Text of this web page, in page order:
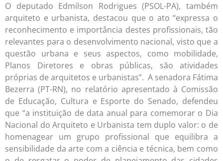
O deputado Edmilson Rodrigues (PSOL-PA), também
arquiteto e urbanista, destacou que o ato “expressa o
reconhecimento e importância destes profissionais, tão
relevantes para o desenvolvimento nacional, visto que a
questão urbana e seus aspectos, como mobilidade,
Planos Diretores e obras públicas, são atividades
próprias de arquitetos e urbanistas”. A senadora Fátima
Bezerra (PT-RN), no relatório apresentado à Comissão
de Educação, Cultura e Esporte do Senado, defendeu
que “a instituição de data anual para comemorar o Dia
Nacional do Arquiteto e Urbanista tem duplo valor: o de
homenagear um grupo profissional que equilibra a
sensibilidade da arte com a ciência e técnica, bem como